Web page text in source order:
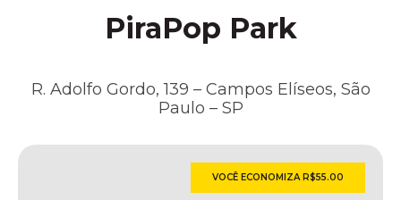
PiraPop Park
R. Adolfo Gordo, 139 – Campos Elíseos, São
Paulo – SP
VOCÊ ECONOMIZA R$55.00